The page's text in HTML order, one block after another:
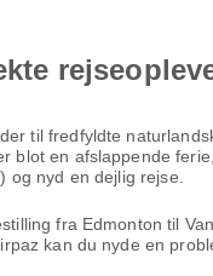
til fredfyldte
en afslappende
og nyd en dejlig rejse.
fra Edmonton til
kan du nyde en